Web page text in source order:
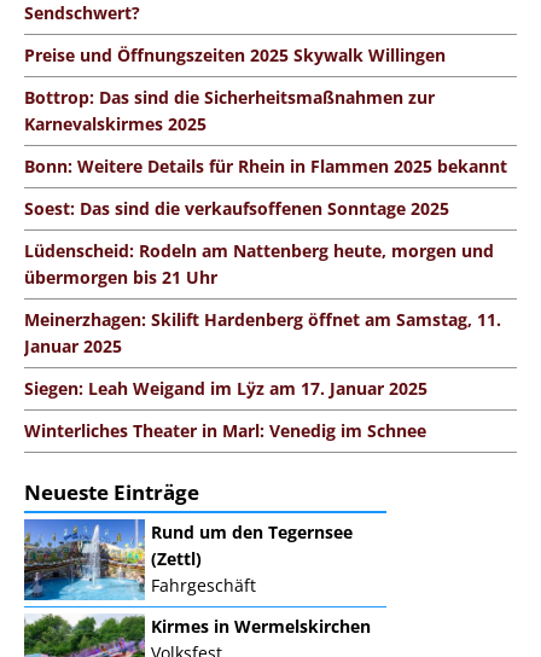
Sendschwert?
Preise und Öffnungszeiten 2025 Skywalk Willingen
Bottrop: Das sind die Sicherheitsmaßnahmen zur
Karnevalskirmes 2025
Bonn: Weitere Details für Rhein in Flammen 2025 bekannt
Soest: Das sind die verkaufsoffenen Sonntage 2025
Lüdenscheid: Rodeln am Nattenberg heute, morgen und
übermorgen bis 21 Uhr
Meinerzhagen: Skilift Hardenberg öffnet am Samstag, 11.
Januar 2025
Siegen: Leah Weigand im Lÿz am 17. Januar 2025
Winterliches Theater in Marl: Venedig im Schnee
Neueste Einträge
Rund um den Tegernsee
(Zettl)
Fahrgeschäft
Kirmes in Wermelskirchen